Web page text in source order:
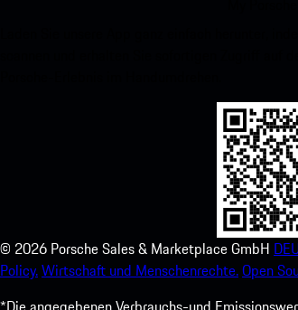
© 2026 Porsche Sales & Marketplace GmbH
Policy.Wirtschaft und Menschenrechte.Open